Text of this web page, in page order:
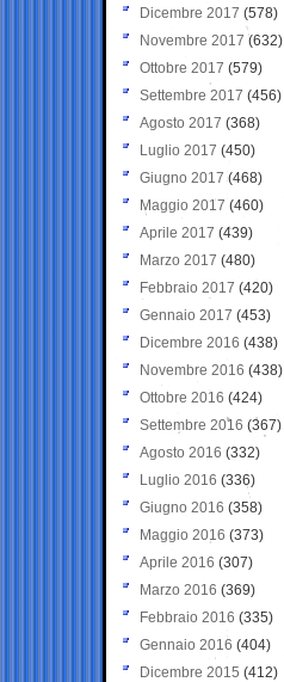
Dicembre 2017 (578)
Novembre 2017 (632)
Ottobre 2017 (579)
Settembre 2017 (456)
Agosto 2017 (368)
Luglio 2017 (450)
Giugno 2017 (468)
Maggio 2017 (460)
Aprile 2017 (439)
Marzo 2017 (480)
Febbraio 2017 (420)
Gennaio 2017 (453)
Dicembre 2016 (438)
Novembre 2016 (438)
Ottobre 2016 (424)
Settembre 2016 (367)
Agosto 2016 (332)
Luglio 2016 (336)
Giugno 2016 (358)
Maggio 2016 (373)
Aprile 2016 (307)
Marzo 2016 (369)
Febbraio 2016 (335)
Gennaio 2016 (404)
Dicembre 2015 (412)